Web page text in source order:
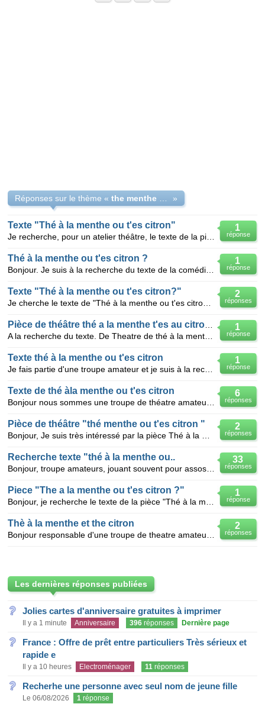
Réponses sur le thème « »
1
réponse
Texte "Thé à la menthe ou t'es citron"
1
réponse
Thé à la menthe ou t'es citron ?
2
réponses
Texte "Thé à la menthe ou t'es citron?"
1
réponse
1
réponse
Texte thé à la menthe ou t'es citron
6
réponses
Texte de thé àla menthe ou t'es citron
2
réponses
Pièce de théâtre "thé menthe ou t'es citron "
33
réponses
Recherche texte "thé à la menthe ou..
1
réponse
Piece "The a la menthe ou t'es citron ?"
2
réponses
Thè à la menthe et the citron
Les dernières réponses publiées
Jolies cartes d'anniversaire gratuites à imprimer
Il y a 1 minute Anniversaire 396 réponses Dernière page
France : Offre de prêt entre particuliers Très sérieux et
rapide e
Il y a 10 heures Electroménager 11 réponses
Recherhe une personne avec seul nom de jeune fille
Le 06/08/2026 1 réponse